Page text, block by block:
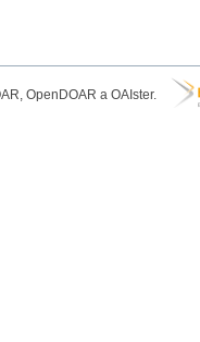
OpenDOAR a OAIster.